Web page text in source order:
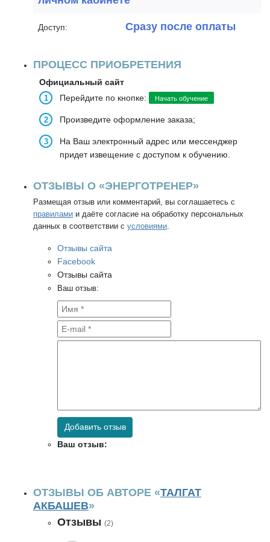
Доступ: Сразу после оплаты
ПРОЦЕСС ПРИОБРЕТЕНИЯ
Официальный сайт
Перейдите по кнопке:
Начать обучение
Произведите оформление заказа;
На Ваш электронный адрес или мессенджер
придет извещение с доступом к обучению.
ОТЗЫВЫ О «ЭНЕРГОТРЕНЕР»
Размещая отзыв или комментарий, вы соглашаетесь с
правилами и даёте согласие на обработку персональных
данных в соответствии с условиями.
Отзывы сайта
Facebook
Отзывы сайта
Ваш отзыв:
Добавить отзыв
Ваш отзыв:
ОТЗЫВЫ ОБ АВТОРЕ «ТАЛГАТ
АКБАШЕВ»
Отзывы (2)